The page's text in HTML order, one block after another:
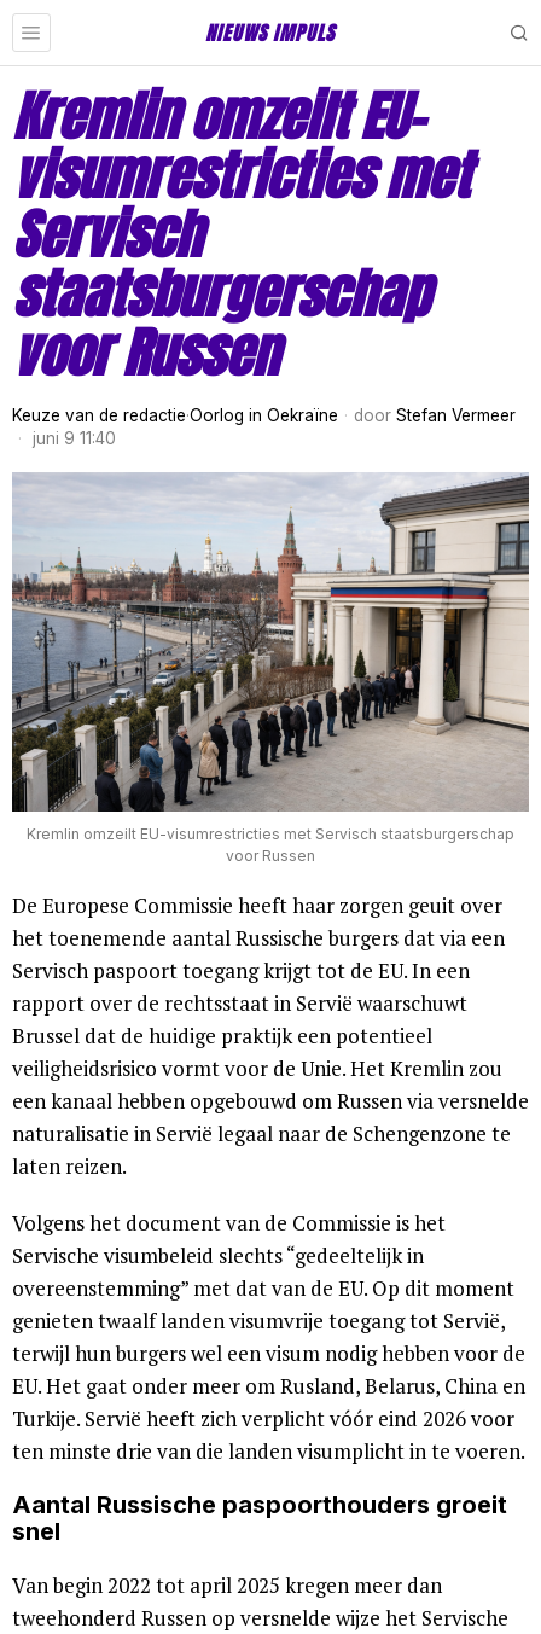
NIEUWS IMPULS
Kremlin omzeilt EU-
visumrestricties met
Servisch
staatsburgerschap
voor Russen
Keuze van de redactie·Oorlog in Oekraïne door Stefan Vermeer
juni 9 11:40
Kremlin omzeilt EU-visumrestricties met Servisch staatsburgerschap
voor Russen
De Europese Commissie heeft haar zorgen geuit over
het toenemende aantal Russische burgers dat via een
Servisch paspoort toegang krijgt tot de EU. In een
rapport over de rechtsstaat in Servië waarschuwt
Brussel dat de huidige praktijk een potentieel
veiligheidsrisico vormt voor de Unie. Het Kremlin zou
een kanaal hebben opgebouwd om Russen via versnelde
naturalisatie in Servië legaal naar de Schengenzone te
laten reizen.
Volgens het document van de Commissie is het
Servische visumbeleid slechts “gedeeltelijk in
overeenstemming” met dat van de EU. Op dit moment
genieten twaalf landen visumvrije toegang tot Servië,
terwijl hun burgers wel een visum nodig hebben voor de
EU. Het gaat onder meer om Rusland, Belarus, China en
Turkije. Servië heeft zich verplicht vóór eind 2026 voor
ten minste drie van die landen visumplicht in te voeren.
Aantal Russische paspoorthouders groeit
snel
Van begin 2022 tot april 2025 kregen meer dan
tweehonderd Russen op versnelde wijze het Servische